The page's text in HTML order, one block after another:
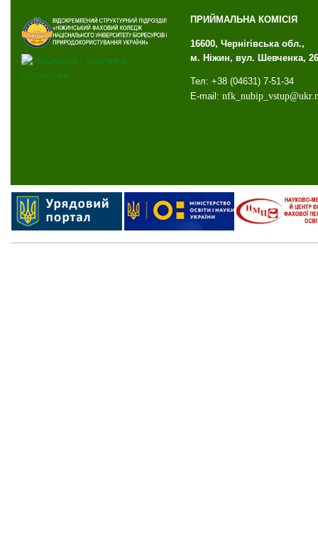
ПРИЙМАЛЬНА КОМІСІЯ
16600, Чернігівська обл.,
м. Ніжин, вул. Шевченка, 26
Тел: +38 (04631) 7-51-34
E-mail: nfk_ nubip_ vstup@ukr.